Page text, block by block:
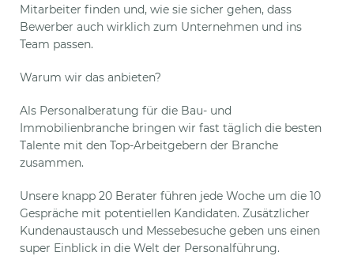
Mitarbeiter finden und, wie sie sicher gehen, dass
Bewerber auch wirklich zum Unternehmen und ins
Team passen.
Warum wir das anbieten?
Als Personalberatung für die Bau- und
Immobilienbranche bringen wir fast täglich die besten
Talente mit den Top-Arbeitgebern der Branche
zusammen.
Unsere knapp 20 Berater führen jede Woche um die 10
Gespräche mit potentiellen Kandidaten. Zusätzlicher
Kundenaustausch und Messebesuche geben uns einen
super Einblick in die Welt der Personalführung.